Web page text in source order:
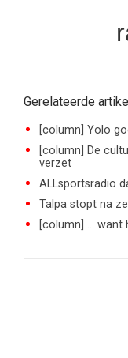
Gerelateerde
[column] Yolo
[column] De
verzet
ALLsportsradio
Talpa stopt na
[column] ... want